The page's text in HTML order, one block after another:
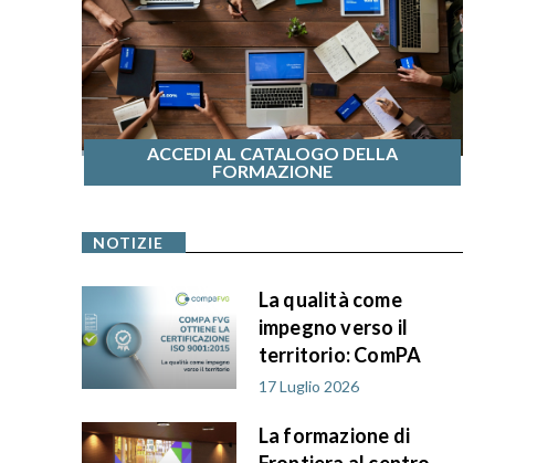
ACCEDI AL CATALOGO DELLA
FORMAZIONE
NOTIZIE
La qualità come
impegno verso il
territorio: ComPA
FVG ottiene la
9001:2015
17 Luglio 2026
La formazione di